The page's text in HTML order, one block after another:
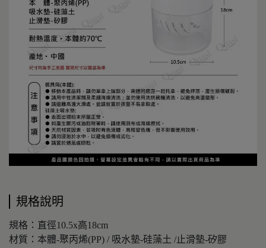
規格說明
規格：直徑10.5x高18cm
材質：本體-聚丙烯(PP) / 吸水墊-硅藻土 /止滑墊-矽膠